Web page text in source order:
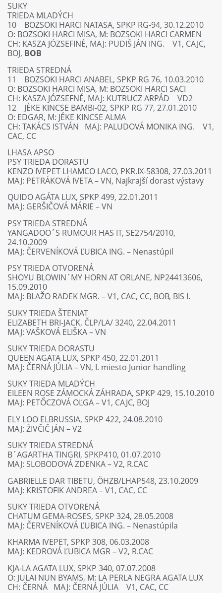
SUKY
TRIEDA MLADÝCH
10 BOZSOKI HARCI NATASA, SPKP RG-94, 30.12.2010
O: BOZSOKI HARCI MISA, M: BOZSOKI HARCI CARMEN
CH: KASZA JÓZSEFINÉ, MAJ: PUDIŠ JÁN ING. V1, CAJC,
BOJ, BOB
TRIEDA STREDNÁ
11 BOZSOKI HARCI ANABEL, SPKP RG 76, 10.03.2010
O: BOZSOKI HARCI MISA, M: BOZSOKI HARCI SACI
CH: KASZA JÓZSEFNÉ, MAJ: KUTRUCZ ARPÁD VD2
12 JÉKE KINCSE BAMBI-02, SPKP RG 77, 27.01.2010
O: EDGAR, M: JÉKE KINCSE ALMA
CH: TAKÁCS ISTVÁN MAJ: PALUDOVÁ MONIKA ING. V1,
CAC, CC
LHASA APSO
PSY TRIEDA DORASTU
KENZO IVEPET LHAMCO LACO, PKR.IX-58308, 27.03.2011
MAJ: PETRÁKOVÁ IVETA – VN, Najkrajší dorast výstavy
QUIDO AGÁTA LUX, SPKP 499, 22.01.2011
MAJ: GERŠIČOVÁ MÁRIE – VN
PSY TRIEDA STREDNÁ
YANGADOO´S RUMOUR HAS IT, SE2754/2010,
24.10.2009
MAJ: ČERVENÍKOVÁ ĽUBICA ING. – Nenastúpil
PSY TRIEDA OTVORENÁ
SHOYU BLOWIN´MY HORN AT ORLANE, NP24413606,
15.09.2010
MAJ: BLAŽO RADEK MGR. – V1, CAC, CC, BOB, BIS I.
SUKY TRIEDA ŠTENIAT
ELIZABETH BRI-JACK, ČLP/LA/ 3240, 22.04.2011
MAJ: VAŠKOVÁ ELIŠKA – VN
SUKY TRIEDA DORASTU
QUEEN AGATA LUX, SPKP 450, 22.01.2011
MAJ: ČERNÁ JÚLIA – VN, I. miesto Junior handling
SUKY TRIEDA MLADÝCH
EILEEN ROSE ZÁMOCKÁ ZÁHRADA, SPKP 429, 15.10.2010
MAJ: PETŐCZOVÁ OĽGA – V1, CAJC, BOJ
ELY LOO ELBRUSSIA, SPKP 422, 24.08.2010
MAJ: ŽIVČIČ JÁN – V2
SUKY TRIEDA STREDNÁ
B´AGARTHA TINGRI, SPKP410, 01.07.2010
MAJ: SLOBODOVÁ ZDENKA – V2, R.CAC
GABRIELLE DAR TIBETU, ÖHZB/LHAP548, 23.10.2009
MAJ: KRISTOFIK ANDREA – V1, CAC, CC
SUKY TRIEDA OTVORENÁ
CHATUM GEMA-ROSES, SPKP 324, 28.05.2008
MAJ: ČERVENÍKOVÁ ĽUBICA ING. – Nenastúpila
KHARMA IVEPET, SPKP 308, 06.03.2008
MAJ: KEDROVÁ ĽUBICA MGR – V2, R.CAC
KJA-LA AGATA LUX, SPKP 340, 07.07.2008
O: JULAI NUN BYAMS, M: LA PERLA NEGRA AGATA LUX
CH: ČERNÁ MAJ: ČERNÁ JÚLIA V1, CAC, CC